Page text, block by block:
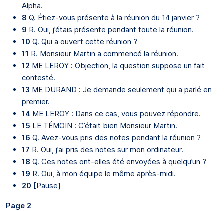
Alpha.
8 Q. Étiez-vous présente à la réunion du 14 janvier ?
9 R. Oui, j’étais présente pendant toute la réunion.
10 Q. Qui a ouvert cette réunion ?
11 R. Monsieur Martin a commencé la réunion.
12 ME LEROY : Objection, la question suppose un fait
contesté.
13 ME DURAND : Je demande seulement qui a parlé en
premier.
14 ME LEROY : Dans ce cas, vous pouvez répondre.
15 LE TÉMOIN : C’était bien Monsieur Martin.
16 Q. Avez-vous pris des notes pendant la réunion ?
17 R. Oui, j’ai pris des notes sur mon ordinateur.
18 Q. Ces notes ont-elles été envoyées à quelqu’un ?
19 R. Oui, à mon équipe le même après-midi.
20 [Pause]
Page 2